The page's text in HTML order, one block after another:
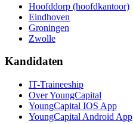
Hoofddorp (hoofdkantoor)
Eindhoven
Groningen
Zwolle
Kandidaten
IT-Traineeship
Over YoungCapital
YoungCapital IOS App
YoungCapital Android App